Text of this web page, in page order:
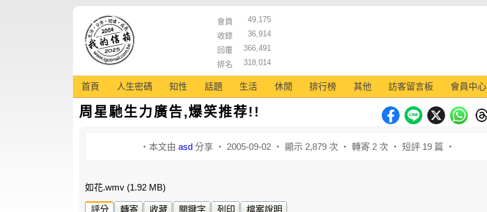
會員
49,175
收錄
36,914
回覆
366,491
排名
318,014
首頁 人生密碼 知性 話題 生活 休閒 排行榜 其他 訪客留言板 會員中心
周星馳生力廣告,爆笑推荐!!
‧本文由 asd 分享 ‧ 2005-09-02 ‧ 顯示 2,879 次 ‧ 轉寄 2 次 ‧ 短評 19 篇 ‧
如花.wmv (1.92 MB)
評分 轉寄 收藏 關鍵字 列印 檔案說明